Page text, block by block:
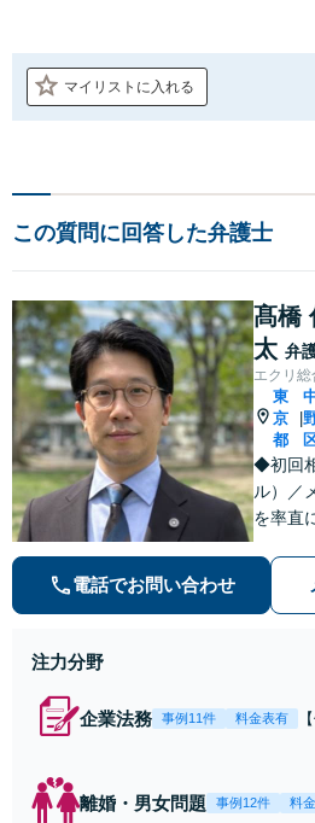
マイリストに入れる
この質問に回答した弁護士
髙橋
太 弁
エクリ
東
京
都
◆初回
ル）／
を率直
解決ま
ーデ
電話でお問い合わせ
注力分野
企業法務 事例11件 料金表有
離婚・男女問題 事例12件 料